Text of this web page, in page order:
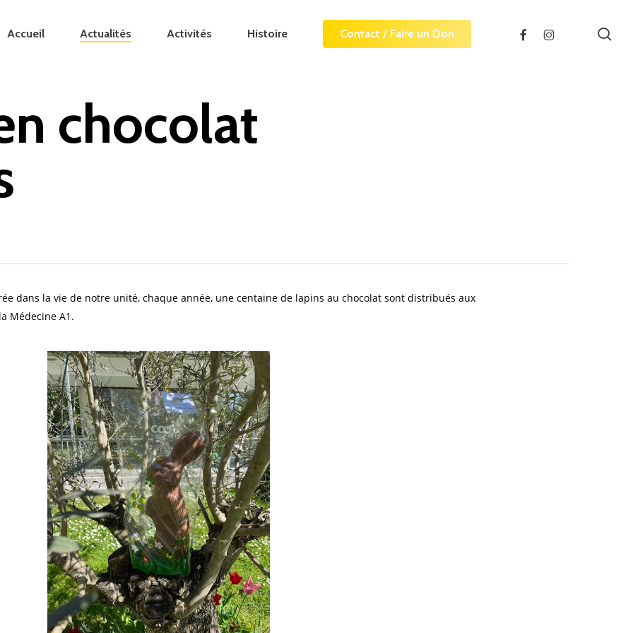
Accueil Actualités Activités Histoire Contact / Faire un Don facebookinstagram
chocolat
dans la vie de notre unité, chaque année, une centaine de lapins au chocolat sont distribués aux
Médecine A1.